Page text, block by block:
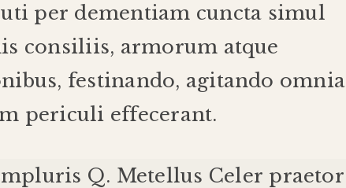
per dementiam cuncta simul
consiliis, armorum atque
, festinando, agitando omnia
periculi effecerant.
Q. Metellus Celer praetor